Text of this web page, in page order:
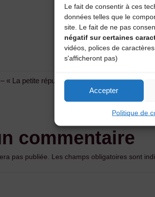
Le fait de consentir à ces
données telles que le
site. Le fait de ne pas
négatif sur certaines
vidéos, polices de
s'afficheront pas)
Accepter
Politique de
« La petite république des Herbeaux »
commentaire
pas publiée. Les champs obligatoires sont